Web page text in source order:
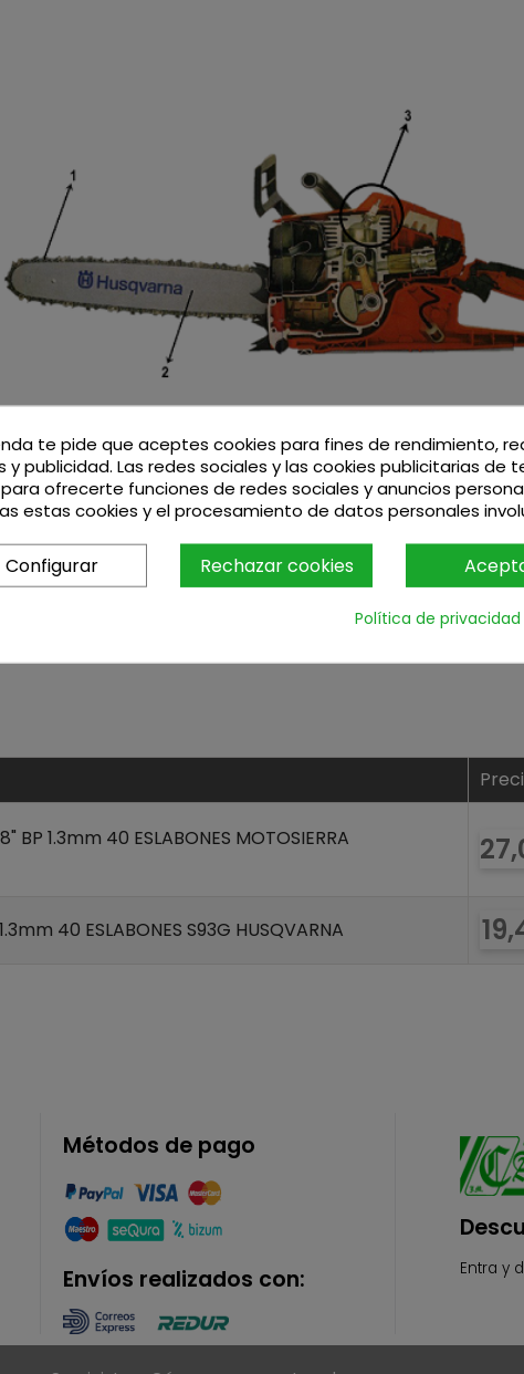
BP 1.3mm 40 ESLABONES MOTOSIERRA
40 ESLABONES S93G HUSQVARNA
Métodos de pago
Envíos realizados con: Entra y
te pide que aceptes cookies para fines de rendimiento,
y publicidad. Las redes sociales y las cookies publicitarias de
ofrecerte funciones de redes sociales y anuncios
estas cookies y el procesamiento de datos personales
Rechazar cookies
Configurar
Política de privacidad